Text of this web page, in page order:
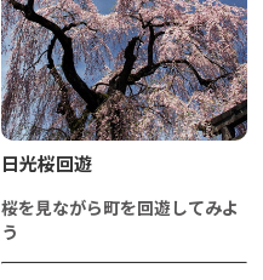
日光桜回遊
桜を見ながら町を回遊してみよ
う